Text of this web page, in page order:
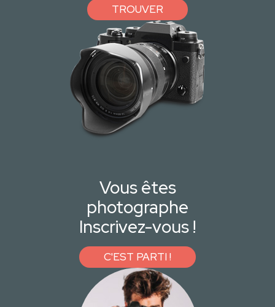
TROUVER
Vous êtes
photographe
Inscrivez-vous !
C'EST PARTI !